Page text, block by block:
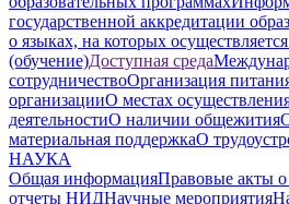
государственной аккредитации
о языках, на которых
(обучение)Доступная среда
сотрудничествоОрганизация
организацииО местах
деятельностиО наличии общежития
материальная поддержкаО
НАУКА
Общая информацияПравовые акты о
отчеты НИДНаучные мероприятия